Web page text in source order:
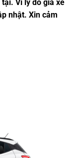
Vì lý do giá xe
nhật. Xin cảm